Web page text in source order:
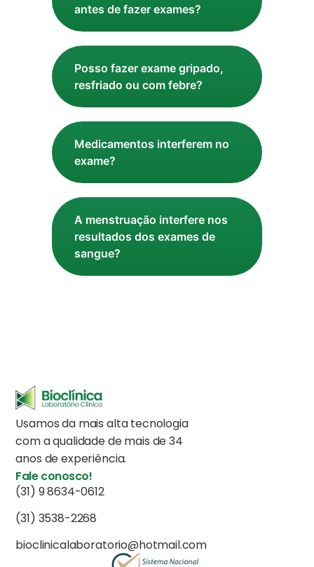
antes de fazer exames?
Posso fazer exame gripado,
resfriado ou com febre?
Medicamentos interferem no
exame?
A menstruação interfere nos
resultados dos exames de
sangue?
Usamos da mais alta tecnologia
com a qualidade de mais de 34
anos de experiência.
Fale conosco!
(31) 9 8634-0612
(31) 3538-2268
bioclinicalaboratorio@hotmail.com